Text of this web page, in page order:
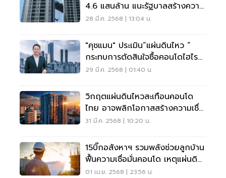
4.6 แสนล้าน แนะรัฐบาลสร้างความ
เชื่อมั่น
28 มี.ค. 2568 | 13:04 น.
"คุชแมน" ประเมิน“แผ่นดินไหว “
กระทบการตัดสินใจซื้อคอนโดไฮไรส์
ในกทม.
29 มี.ค. 2568 | 01:40 น.
วิกฤตแผ่นดินไหวสะเทือนคอนโด
ไทย อาจพลิกโอกาสสร้างความเชื่อ
มั่น
31 มี.ค. 2568 | 10:20 น.
15บิ๊กอสังหาฯ รวมพลังช่วยลูกบ้าน
ฟื้นความเชื่อมั่นคอนโด เหตุแผ่นดิน
ไหว
01 เม.ย. 2568 | 23:56 น.